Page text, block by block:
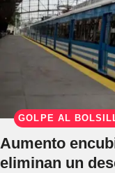
GOLPE AL
Aumento
eliminan un